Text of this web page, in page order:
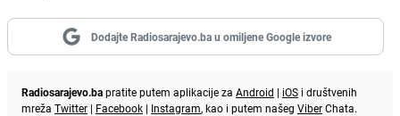
Dodajte Radiosarajevo.ba u omiljene Google izvore
Radiosarajevo.bapratite putem aplikacije za Android | iOS i društvenih
mreža Twitter | Facebook | Instagram, kao i putem našeg ViberChata.